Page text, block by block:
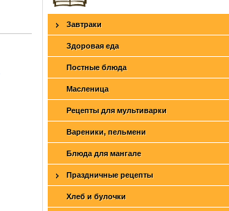
Завтраки
Здоровая еда
Постные блюда
Масленица
Рецепты для мультиварки
Вареники, пельмени
Блюда для мангале
Праздничные рецепты
Хлеб и булочки